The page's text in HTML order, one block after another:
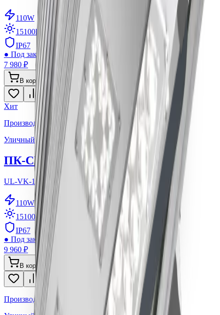
110W
15100lm
IP67
● Под заказ ~3-5 дней
7 980 ₽
В корзину
Хит
Производитель: ООО ПК Спектр
Уличный светодиодный светильник
ПК-СПЕКТР ВЕКТОР 110
UL-VK-110-5K-155
110W
15100lm
IP67
● Под заказ ~3-5 дней
9 960 ₽
В корзину
Производитель: ООО ПК Спектр